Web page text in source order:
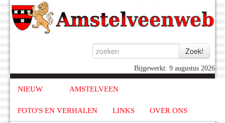
Bijgewerkt: 9 augustus 2026
NIEUW AMSTELVEEN
FOTO'S EN VERHALEN LINKS OVER ONS